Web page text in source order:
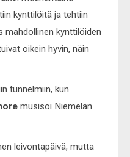
kynttilöitä ja tehtiin
mahdollinen kynttilöiden
oikein hyvin, näin
tunnelmiin, kun
musisoi Niemelän
leivontapäivä, mutta